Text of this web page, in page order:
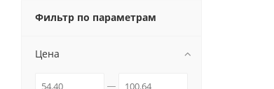
Фильтр по параметрам
Цена